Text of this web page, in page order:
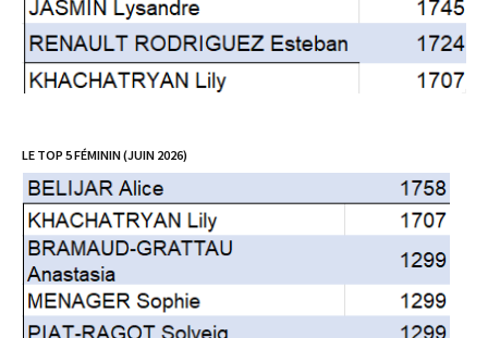
LE TOP 5 FÉMININ (JUIN 2026)